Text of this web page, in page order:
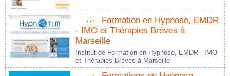
Formation en Hypnose, EMDR
- IMO et Thérapies Brèves à
Marseille
Institut de Formation en Hypnose, EMDR - IMO
et Thérapies Brèves à Marseille